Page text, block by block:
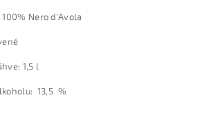
Nero d'Avola
1,5 l
13,5 %